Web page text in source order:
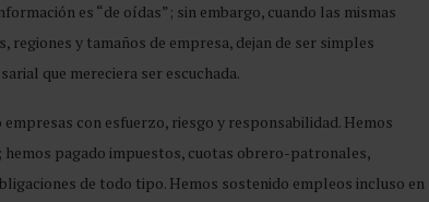
es “de oídas”; sin embargo, cuando las mismas
y tamaños de empresa, dejan de ser simples
que mereciera ser escuchada.
con esfuerzo, riesgo y responsabilidad. Hemos
pagado impuestos, cuotas obrero-patronales,
de todo tipo. Hemos sostenido empleos incluso en